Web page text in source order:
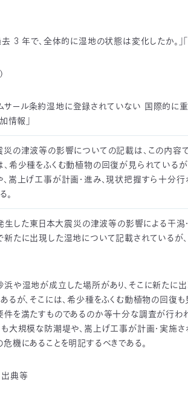
3 年で、全体的に湿地の状態は変化したか。」
サール条約湿地に登録されていない 国際的に
情報」
災の津波等の影響についての記載は、この内容
、希少種をふくむ動植物の回復が見られている
嵩上げ工事が計画・進み、現状把握すら十分
。
生した東日本大震災の津波等の影響による干
新たに出現した湿地について記載されているが
や湿地が成立した場所があり、そこに新たに
るが、そこには、希少種をふくむ動植物の回復
を満たすものであるのか等十分な調査が行わ
も大規模な防潮堤や、嵩上げ工事が計画・実施
機にあることを明記するべきである。
出典等